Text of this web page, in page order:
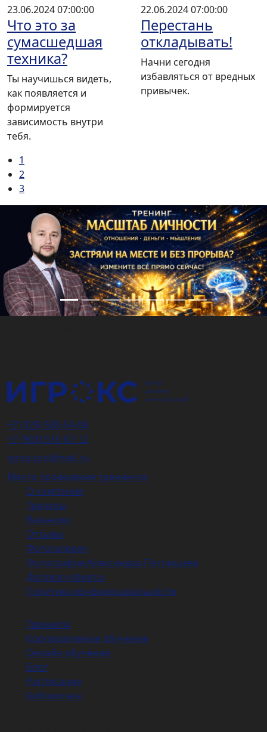
23.06.2024 07:00:00
Что это за
сумасшедшая
техника?
Ты научишься видеть,
как появляется и
формируется
зависимость внутри
тебя.
22.06.2024 07:00:00
Перестань
откладывать!
Начни сегодня
избавляться от вредных
привычек.
1
2
3
+7 (925) 589-54-08
+7 (903) 516-67-12
igrox-pro@mail.ru
Место проведения тренингов
О компании
Тренеры
Вакансии
Отзывы
Фотогалерея
Фотографии Александра Петрищева
Договор оферты
Политика конфиденциальности
Тренинги
Корпоративное обучение
Онлайн обучение
Блог
Расписание
Библиотека